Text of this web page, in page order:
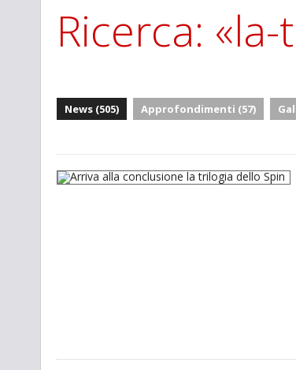
STAR TREK: STRANGE NEW WORLDS
Ricerca:
News (505) Approfondimenti (57)